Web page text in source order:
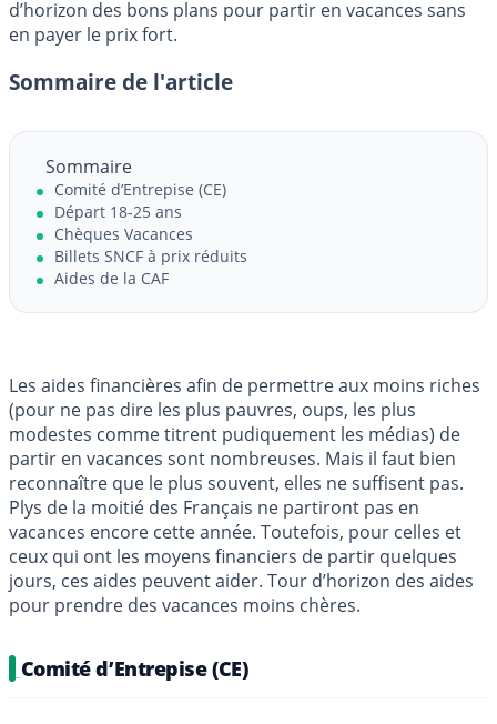
d’horizon des bons plans pour partir en vacances sans
en payer le prix fort.
Sommaire de l'article
Sommaire
Comité d’Entrepise (CE)
Départ 18-25 ans
Chèques Vacances
Billets SNCF à prix réduits
Aides de la CAF
Les aides financières afin de permettre aux moins riches
(pour ne pas dire les plus pauvres, oups, les plus
modestes comme titrent pudiquement les médias) de
partir en vacances sont nombreuses. Mais il faut bien
reconnaître que le plus souvent, elles ne suffisent pas.
Plys de la moitié des Français ne partiront pas en
vacances encore cette année. Toutefois, pour celles et
ceux qui ont les moyens financiers de partir quelques
jours, ces aides peuvent aider. Tour d’horizon des aides
pour prendre des vacances moins chères.
Comité d’Entrepise (CE)